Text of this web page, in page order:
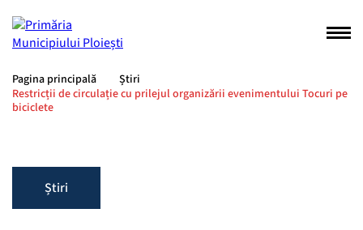
Pagina principală
Știri
Restricții de circulație cu prilejul organizării evenimentului Tocuri pe
biciclete
Știri